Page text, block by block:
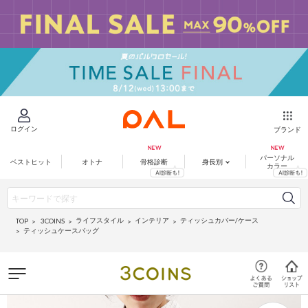
ログイン ブランド
ベストヒット オトナ 骨格診断 身長別
パーソナル
カラー
TOP 3COINS ライフスタイル インテリア
ティッシュカバー/ケース
ティッシュケースバッグ